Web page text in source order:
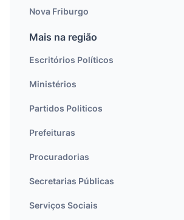
Nova Friburgo
Mais na região
Escritórios Políticos
Ministérios
Partidos Politicos
Prefeituras
Procuradorias
Secretarias Públicas
Serviços Sociais